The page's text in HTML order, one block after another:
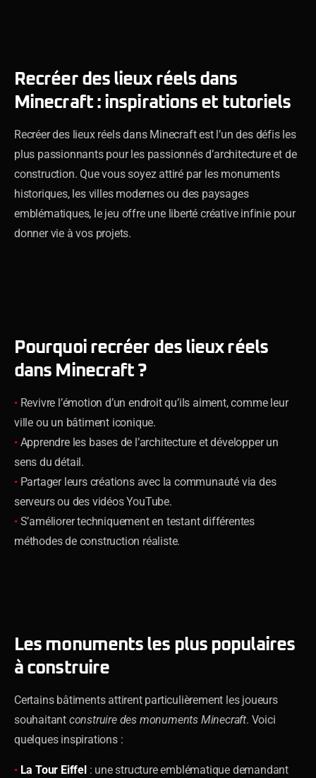
Recréer des lieux réels dans
Minecraft : inspirations et tutoriels
Recréer des lieux réels dans Minecraft est l’un des défis les
plus passionnants pour les passionnés d’architecture et de
construction. Que vous soyez attiré par les monuments
historiques, les villes modernes ou des paysages
emblématiques, le jeu offre une liberté créative infinie pour
donner vie à vos projets.
Pourquoi recréer des lieux réels
dans Minecraft ?
• Revivre l’émotion d’un endroit qu’ils aiment, comme leur
ville ou un bâtiment iconique.
• Apprendre les bases de l’architecture et développer un
sens du détail.
• Partager leurs créations avec la communauté via des
serveurs ou des vidéos YouTube.
• S’améliorer techniquement en testant différentes
méthodes de construction réaliste.
Les monuments les plus populaires
à construire
Certains bâtiments attirent particulièrement les joueurs
souhaitant construire des monuments Minecraft. Voici
quelques inspirations :
• La Tour Eiffel: une structure emblématique demandant